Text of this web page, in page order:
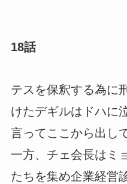
18話
テスを保釈する為に
けたデギルはドハに
言ってここから出し
一方、チェ会長はミ
たちを集め企業経営